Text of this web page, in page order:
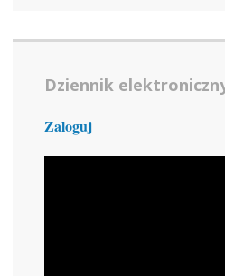
Dziennik
Zaloguj